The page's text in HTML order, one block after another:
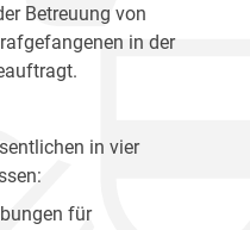
Betreuung von
in der
in vier
für